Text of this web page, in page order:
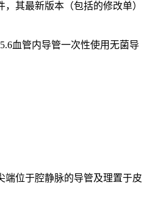
其最新版本（包括的修改单）
血管内导管一次性使用无菌导
端位于腔静脉的导管及理置于皮